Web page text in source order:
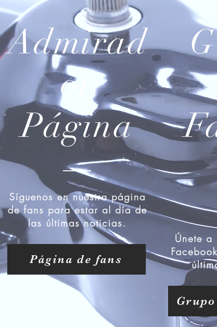
Admirad
or
Página
Síguenos en nuestra página
de fans para estar al día de
las últimas noticias.
Página de fans
Únete a